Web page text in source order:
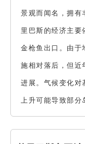
景观而闻名，拥有
里巴斯的经济主要
金枪鱼出口。由于
施相对落后，但近
进展。气候变化对
上升可能导致部分